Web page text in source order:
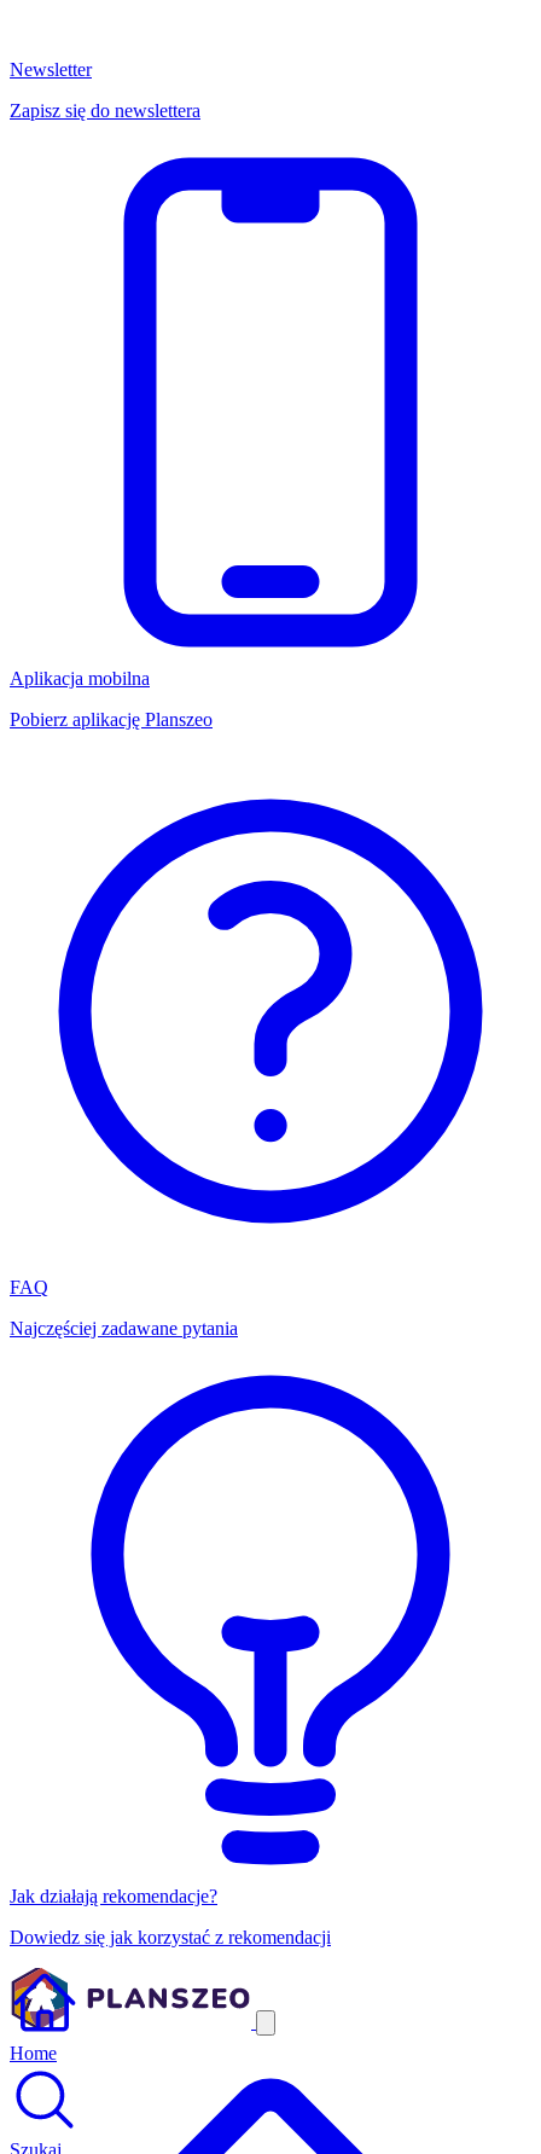
Newsletter
Zapisz się do newslettera
Aplikacja mobilna
Pobierz aplikację Planszeo
FAQ
Najczęściej zadawane pytania
Jak działają rekomendacje?
Dowiedz się jak korzystać z rekomendacji
Home
Szukaj